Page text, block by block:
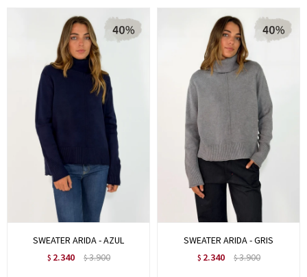
SWEATER ARIDA - AZUL
$ 2.340 $3.900
SWEATER ARIDA - GRIS
$ 2.340 $3.900